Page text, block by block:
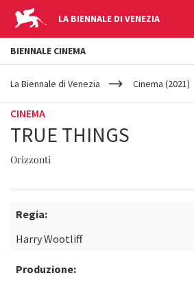
LA BIENNALE DI VENEZIA
YOUR
ARE
La Biennale di Venezia Cinema (2021)
CINEMA
TRUE THINGS
Orizzonti
Regia:
Harry Wootliff
Produzione:
BIENNALE CINEMA